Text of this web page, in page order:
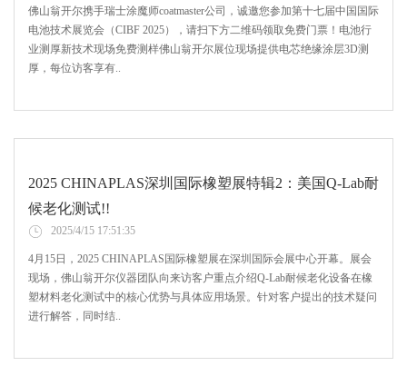
佛山翁开尔携手瑞士涂魔师coatmaster公司，诚邀您参加第十七届中国国际
电池技术展览会（CIBF 2025），请扫下方二维码领取免费门票！电池行
业测厚新技术现场免费测样佛山翁开尔展位现场提供电芯绝缘涂层3D测
厚，每位访客享有..
2025 CHINAPLAS深圳国际橡塑展特辑2：美国Q-Lab耐
候老化测试!!
2025/4/15 17:51:35
4月15日，2025 CHINAPLAS国际橡塑展在深圳国际会展中心开幕。展会
现场，佛山翁开尔仪器团队向来访客户重点介绍Q-Lab耐候老化设备在橡
塑材料老化测试中的核心优势与具体应用场景。针对客户提出的技术疑问
进行解答，同时结..